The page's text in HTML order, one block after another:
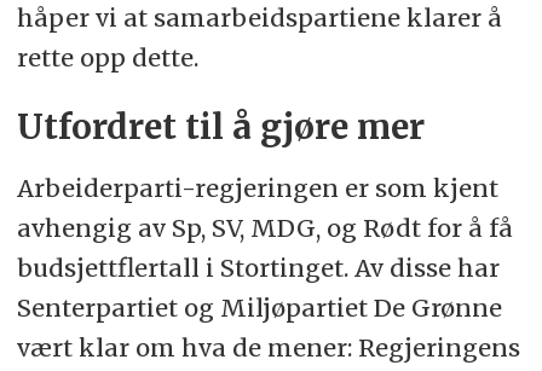
håper vi at samarbeidspartiene klarer å
rette opp dette.
Utfordret til å gjøre mer
Arbeiderparti-regjeringen er som kjent
avhengig av Sp, SV, MDG, og Rødt for å få
budsjettflertall i Stortinget. Av disse har
Senterpartiet og Miljøpartiet De Grønne
vært klar om hva de mener: Regjeringens